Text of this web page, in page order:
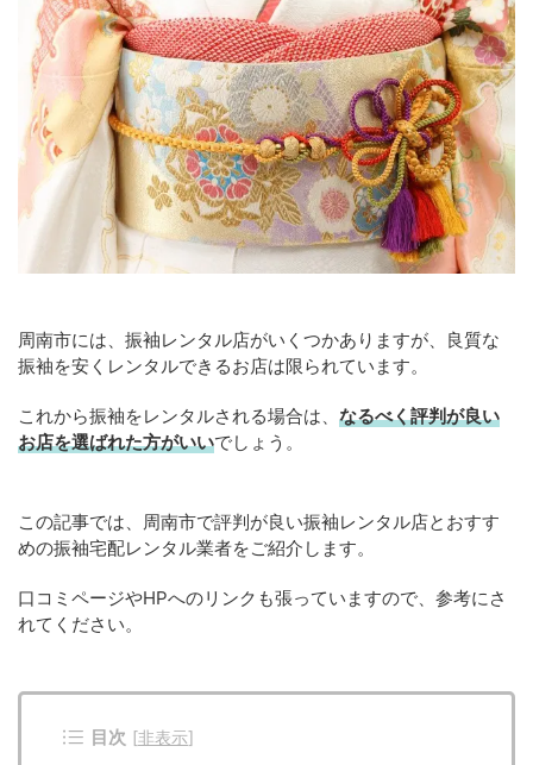
周南市には、振袖レンタル店がいくつかありますが、良質な
振袖を安くレンタルできるお店は限られています。
これから振袖をレンタルされる場合は、 なるべく評判が良い
お店を選ばれた方がいいでしょう。
この記事では、周南市で評判が良い振袖レンタル店とおすす
めの振袖宅配レンタル業者をご紹介します。
口コミページやHPへのリンクも張っていますので、参考にさ
れてください。
目次 [非表示]